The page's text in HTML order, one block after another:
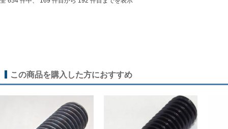
この商品を購入した方におすすめ